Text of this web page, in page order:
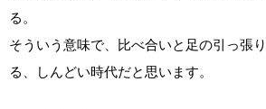
る。
そういう意味で、比べ合いと足の引っ張
る、しんどい時代だと思います。